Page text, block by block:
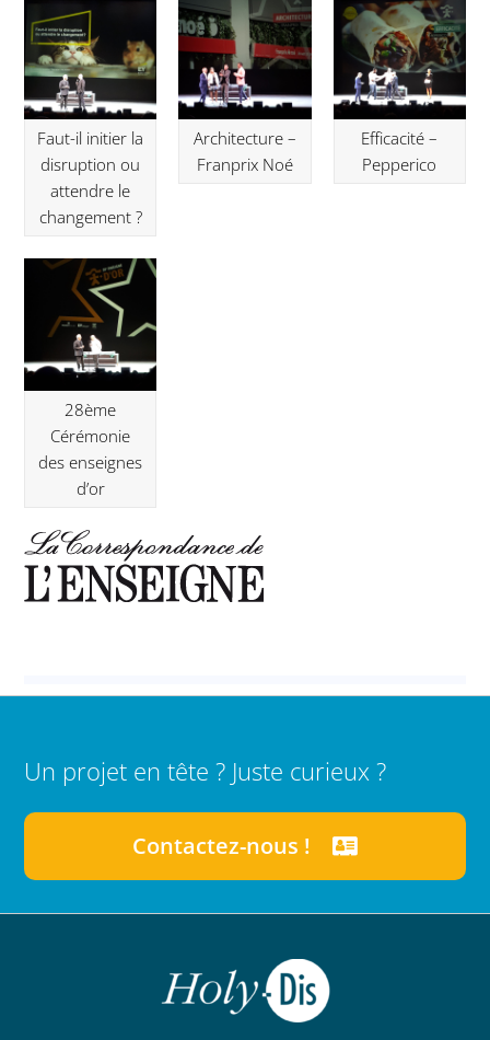
Faut-il initier la
disruption ou
attendre le
changement ?
Architecture –
Franprix Noé
Efficacité –
Pepperico
28ème
Cérémonie
des enseignes
d’or
Un projet en tête ? Juste curieux ?
Contactez-nous !